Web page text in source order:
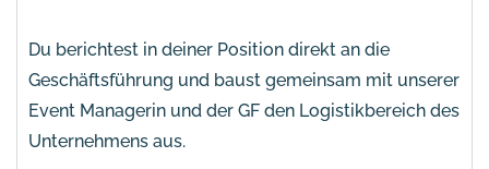
Du berichtest in deiner Position direkt an die
Geschäftsführung und baust gemeinsam mit unserer
Event Managerin und der GF den Logistikbereich des
Unternehmens aus.